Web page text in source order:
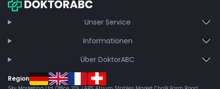
Unser Service
Informationen
Über DoktorABC
Region